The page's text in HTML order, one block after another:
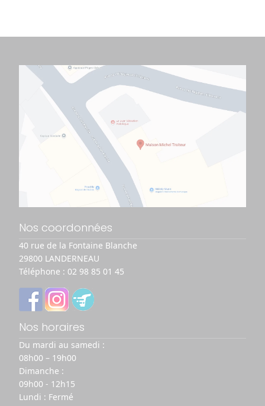
29800 LANDERNEAU
Téléphone : 02 98 85 01 45
Nos horaires
08h00 – 19h00
Dimanche :
09h00 - 12h15
Lundi : Fermé
Description